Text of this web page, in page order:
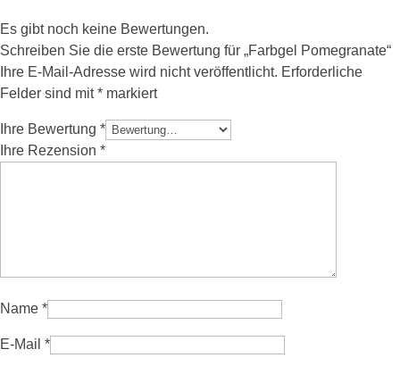
Es gibt noch keine Bewertungen.
Schreiben Sie die erste Bewertung für „Farbgel Pomegranate“
Ihre E-Mail-Adresse wird nicht veröffentlicht. Erforderliche
Felder sind mit* markiert
Ihre Bewertung *
Ihre Rezension *
Name *
E-Mail *